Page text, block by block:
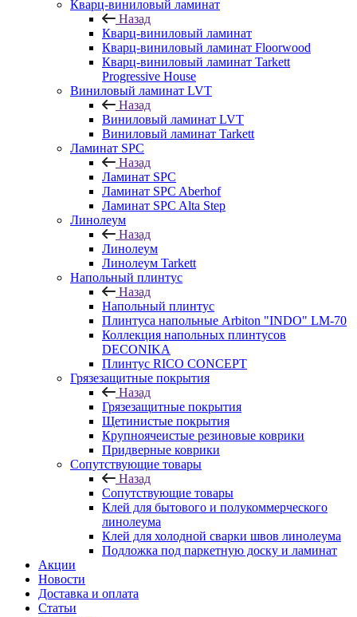
Кварц-виниловый ламинат
Назад
Кварц-виниловый ламинат
Кварц-виниловый ламинат Floorwood
Кварц-виниловый ламинат Tarkett
Progressive House
Виниловый ламинат LVT
Назад
Виниловый ламинат LVT
Виниловый ламинат Tarkett
Ламинат SPC
Назад
Ламинат SPC
Ламинат SPC Aberhof
Ламинат SPC Alta Step
Линолеум
Назад
Линолеум
Линолеум Tarkett
Напольный плинтус
Назад
Напольный плинтус
Плинтуса напольные Arbiton "INDO" LM-70
Коллекция напольных плинтусов
DECONIKA
Плинтус RICO CONCEPT
Грязезащитные покрытия
Назад
Грязезащитные покрытия
Щетинистые покрытия
Крупноячеистые резиновые коврики
Придверные коврики
Сопутствующие товары
Назад
Сопутствующие товары
Клей для бытового и полукоммерческого
линолеума
Клей для холодной сварки швов линолеума
Подложка под паркетную доску и ламинат
Акции
Новости
Доставка и оплата
Статьи